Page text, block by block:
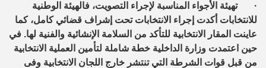
·تهيئة الأجواء المناسبة لإجراء التصويت، فالهيئة الوطنية
للانتخابات أكدت إجراء الانتخابات تحت إشراف قضائي كامل، كما
عاينت المقار الانتخابية للتأكد من السلامة الإنشائية والفنية لها. في
حين اعتمدت وزارة الداخلية خطة شاملة لتأمين العملية الانتخابية
من قبل قوات الشرطة التي تنتشر خارج اللجان الانتخابية وفى